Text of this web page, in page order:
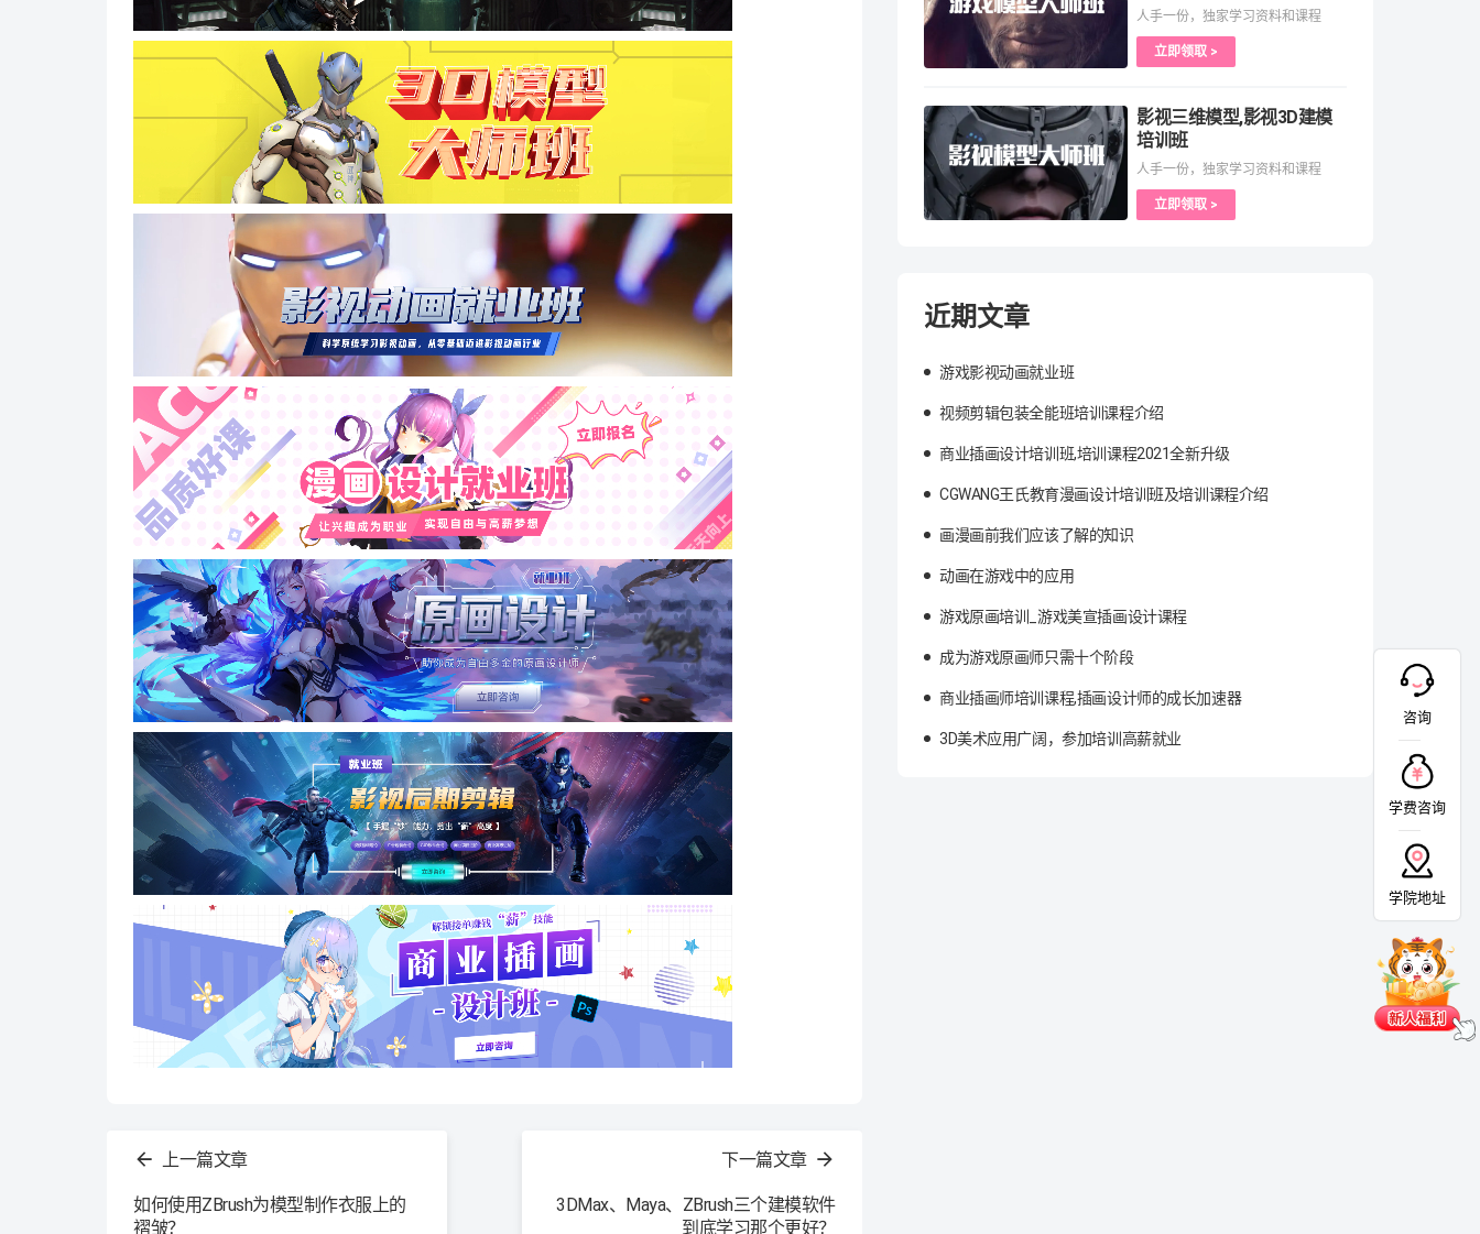
上一篇文章
如何使用ZBrush为模型制作衣服上的
褶皱？
下一篇文章
3DMax、Maya、ZBrush三个建模软件
到底学习那个更好？
人手一份，独家学习资料和课程
立即领取 >
影视三维模型,影视3D建模
培训班
人手一份，独家学习资料和课程
立即领取 >
近期文章
游戏影视动画就业班
视频剪辑包装全能班培训课程介绍
商业插画设计培训班,培训课程2021全新升级
CGWANG王氏教育漫画设计培训班及培训课程介绍
画漫画前我们应该了解的知识
动画在游戏中的应用
游戏原画培训_游戏美宣插画设计课程
成为游戏原画师只需十个阶段
商业插画师培训课程,插画设计师的成长加速器
3D美术应用广阔，参加培训高薪就业
咨询
学费咨询
学院地址